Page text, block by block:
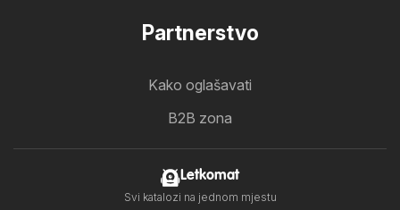
Partnerstvo
Kako oglašavati
B2B zona
Letkomat
Svi katalozi na jednom mjestu